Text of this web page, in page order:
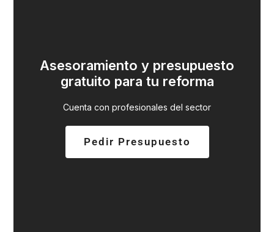
Asesoramiento y presupuesto
gratuito para tu reforma
Cuenta con profesionales del sector
Pedir Presupuesto